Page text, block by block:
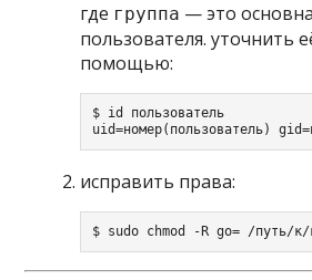
где группа — это
пользователя. уточнить
помощью:
$ id пользователь
uid=номер(пользователь)
исправить права:
$ sudo chmod -R go= /путь/к/